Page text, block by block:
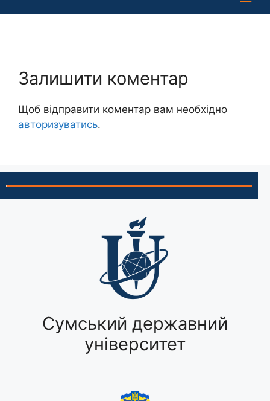
Залишити коментар
Щоб відправити коментар вам необхідно
авторизуватись.
Сумський державний
університет